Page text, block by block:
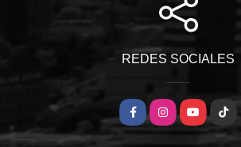
REDES SOCIALES
FacebookInstagramYouTube
TikTok